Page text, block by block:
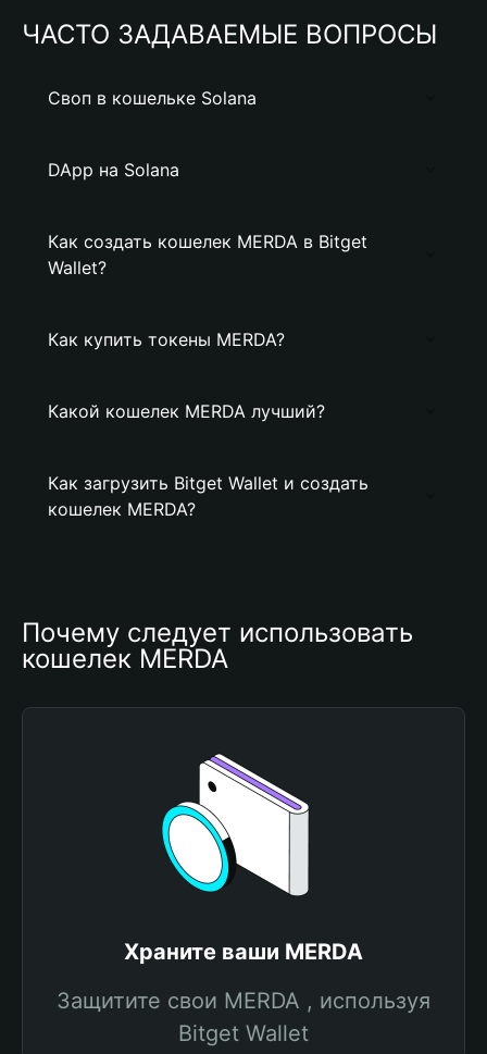
ЧАСТО ЗАДАВАЕМЫЕ ВОПРОСЫ
Своп в кошельке Solana
DApp на Solana
Как создать кошелек MERDA в Bitget
Wallet?
Как купить токены MERDA?
Какой кошелек MERDA лучший?
Как загрузить Bitget Wallet и создать
кошелек MERDA?
Почему следует использовать
кошелек MERDA
Храните ваши MERDA
Защитите свои MERDA , используя
Bitget Wallet